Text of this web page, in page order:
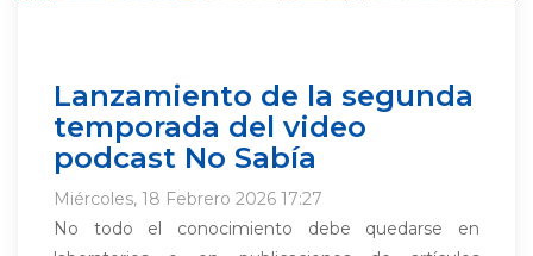
Lanzamiento de la segunda
temporada del video
podcast No Sabía
Miércoles, 18 Febrero 2026 17:27
No todo el conocimiento debe quedarse en